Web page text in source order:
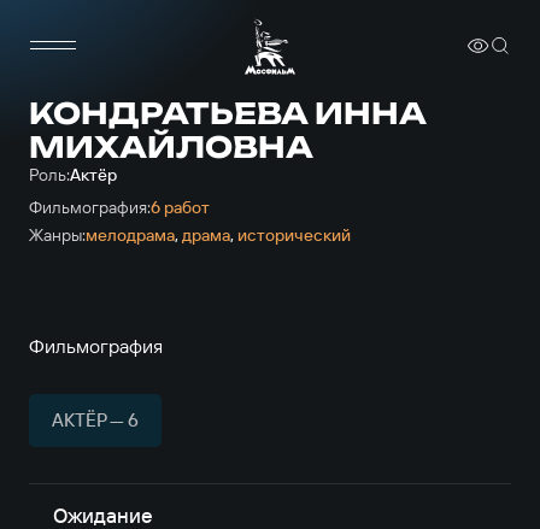
КОНДРАТЬЕВА ИННА
МИХАЙЛОВНА
Роль:Актёр
Фильмография:6 работ
Жанры:мелодрама,драма, исторический
Фильмография
АКТЁР — 6
Ожидание